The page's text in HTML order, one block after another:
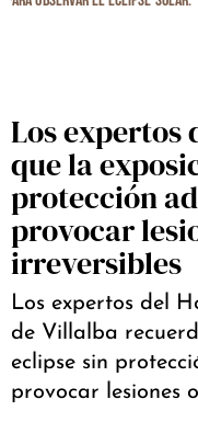
Los expertos
que la
protección
provocar
irreversibles
Los expertos del
de Villalba
eclipse sin
provocar lesiones